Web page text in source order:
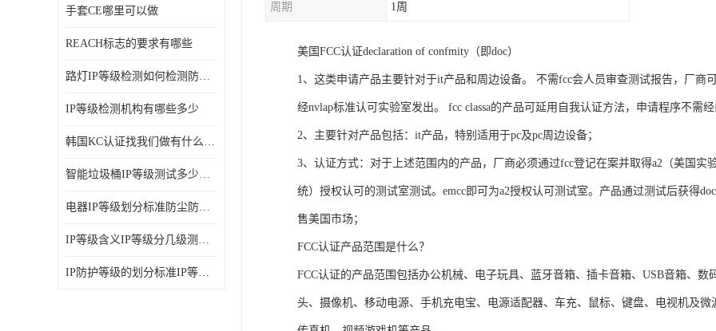
OHSAS18001体系认证
手套CE哪里可以做
REACH标志的要求有哪些
路灯IP等级检测如何检测防尘防水
IP等级检测机构有哪些多少
韩国KC认证找我们做有什么优势
智能垃圾桶IP等级测试多少钱要多久时间
电器IP等级划分标准防尘防尘IP等级测试报告
IP等级含义IP等级分几级测试容易过吗
IP防护等级的划分标准IP等级测试多少钱
周期 1周
美国FCC认证declaration of confmity（即doc）
1、这类申请产品主要针对于it产品和周边设备。 不需fcc会人员审查测试报告，厂商
经nvlap标准认可实验室发出。 fcc classa的产品可延用自我认证方法，申请程序不需
2、主要针对产品包括：it产品，特别适用于pc及pc周边设备；
3、认证方式：对于上述范围内的产品，厂商必须通过fcc登记在案并取得a2（美国实
统）授权认可的测试室测试。emcc即可为a2授权认可测试室。产品通过测试后获得
售美国市场；
FCC认证产品范围是什么？
FCC认证的产品范围包括办公机械、电子玩具、蓝牙音箱、插卡音箱、USB音箱、
头、摄像机、移动电源、手机充电宝、电源适配器、车充、鼠标、键盘、电视机及